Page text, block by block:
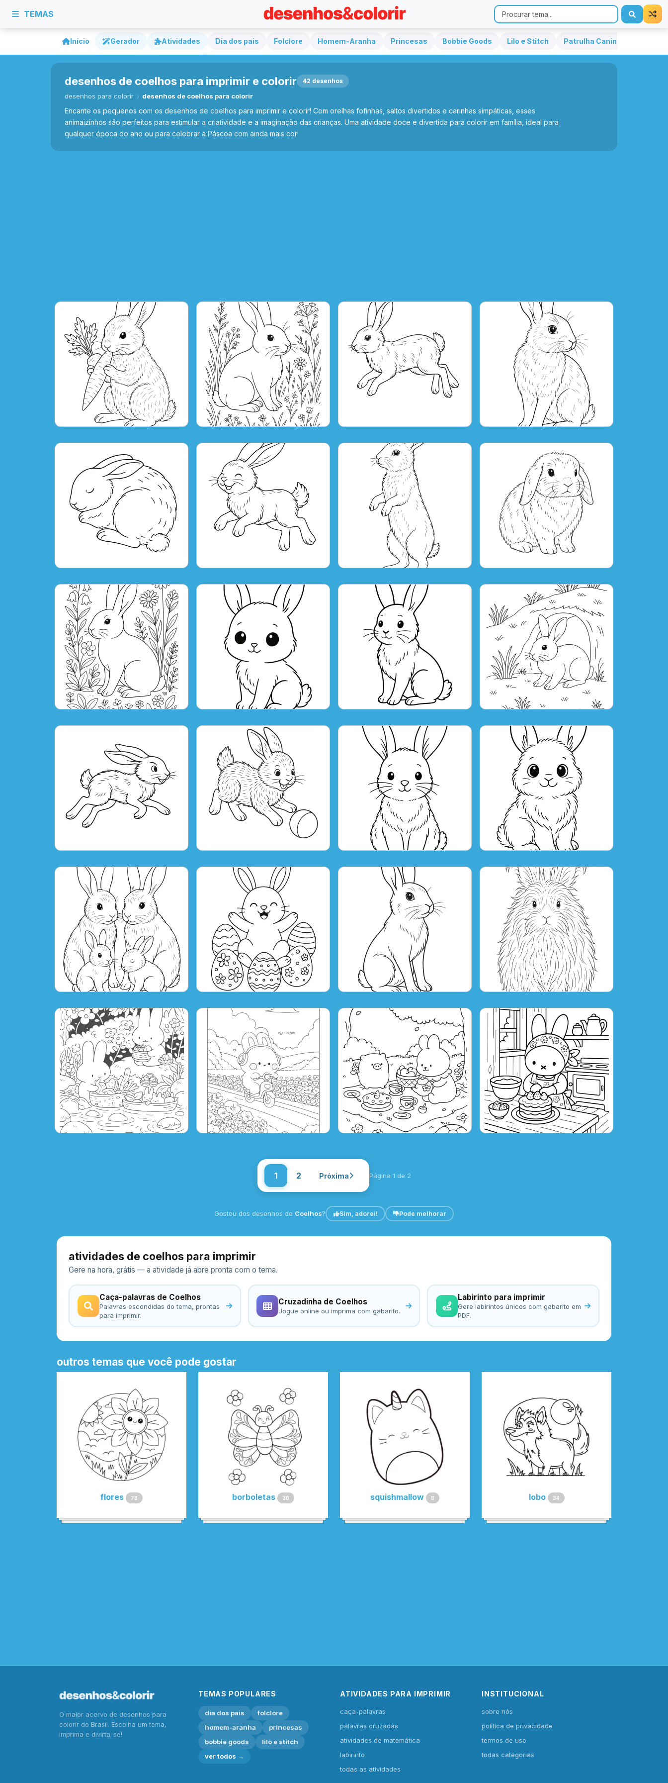
TEMAS
Início Gerador Atividades Dia dos pais Folclore Homem-Aranha Princesas Bobbie Goods Lilo e Stitch Patrulha Canina
desenhos de coelhos para imprimir e colorir 42 desenhos
desenhos para colorir desenhos de coelhos para colorir
Encante os pequenos com os desenhos de coelhos para imprimir e colorir! Com orelhas fofinhas, saltos divertidos e carinhas simpáticas, esses
animaizinhos são perfeitos para estimular a criatividade e a imaginação das crianças. Uma atividade doce e divertida para colorir em família, ideal para
qualquer época do ano ou para celebrar a Páscoa com ainda mais cor!
1 2 Próxima Página 1 de 2
Gostou dos desenhos de Coelhos? Sim, adorei! Pode melhorar
atividades de coelhos para imprimir
Gere na hora, grátis — a atividade já abre pronta com o tema.
Caça-palavras de Coelhos
Palavras escondidas do tema, prontas
para imprimir.
Cruzadinha de Coelhos
Jogue online ou imprima com gabarito.
Labirinto para imprimir
Gere labirintos únicos com gabarito em
PDF.
outros temas que você pode gostar
flores 78 borboletas 30 squishmallow 8 lobo 34
O maior acervo de desenhos para
colorir do Brasil. Escolha um tema,
imprima e divirta-se!
TEMAS POPULARES
dia dos pais
folclore
homem-aranha
princesas
bobbie goods
lilo e stitch
ver todos →
ATIVIDADES PARA IMPRIMIR
caça-palavras
palavras cruzadas
atividades de matemática
labirinto
todas as atividades
INSTITUCIONAL
sobre nós
política de privacidade
termos de uso
todas categorias